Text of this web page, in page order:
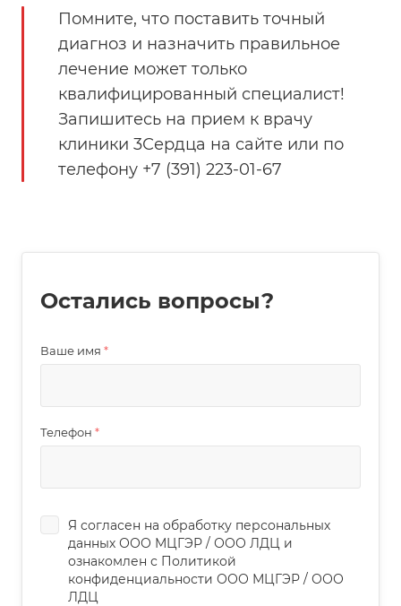
Помните, что поставить точный
диагноз и назначить правильное
лечение может только
квалифицированный специалист!
Запишитесь на прием к врачу
клиники 3Сердца на сайте или по
телефону +7 (391) 223-01-67
Остались вопросы?
Ваше имя *
Телефон *
Я согласен на обработку персональных
данных ООО МЦГЭР / ООО ЛДЦ и
ознакомлен с Политикой
конфиденциальности ООО МЦГЭР / ООО
ЛДЦ